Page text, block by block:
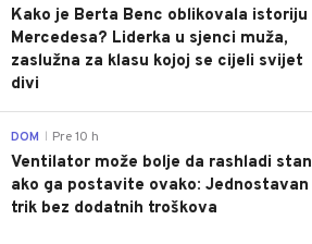
Kako je Berta Benc oblikovala istoriju
Mercedesa? Liderka u sjenci muža,
zaslužna za klasu kojoj se cijeli svijet
divi
DOM Pre 10 h
Ventilator može bolje da rashladi stan
ako ga postavite ovako: Jednostavan
trik bez dodatnih troškova